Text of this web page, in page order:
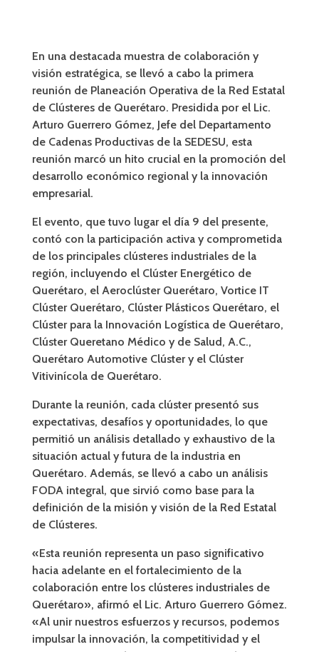
En una destacada muestra de colaboración y
visión estratégica, se llevó a cabo la primera
reunión de Planeación Operativa de la Red Estatal
de Clústeres de Querétaro. Presidida por el Lic.
Arturo Guerrero Gómez, Jefe del Departamento
de Cadenas Productivas de la SEDESU, esta
reunión marcó un hito crucial en la promoción del
desarrollo económico regional y la innovación
empresarial.
El evento, que tuvo lugar el día 9 del presente,
contó con la participación activa y comprometida
de los principales clústeres industriales de la
región, incluyendo el Clúster Energético de
Querétaro, el Aeroclúster Querétaro, Vortice IT
Clúster Querétaro, Clúster Plásticos Querétaro, el
Clúster para la Innovación Logística de Querétaro,
Clúster Queretano Médico y de Salud, A.C.,
Querétaro Automotive Clúster y el Clúster
Vitivinícola de Querétaro.
Durante la reunión, cada clúster presentó sus
expectativas, desafíos y oportunidades, lo que
permitió un análisis detallado y exhaustivo de la
situación actual y futura de la industria en
Querétaro. Además, se llevó a cabo un análisis
FODA integral, que sirvió como base para la
definición de la misión y visión de la Red Estatal
de Clústeres.
«Esta reunión representa un paso significativo
hacia adelante en el fortalecimiento de la
colaboración entre los clústeres industriales de
Querétaro», afirmó el Lic. Arturo Guerrero Gómez.
«Al unir nuestros esfuerzos y recursos, podemos
impulsar la innovación, la competitividad y el